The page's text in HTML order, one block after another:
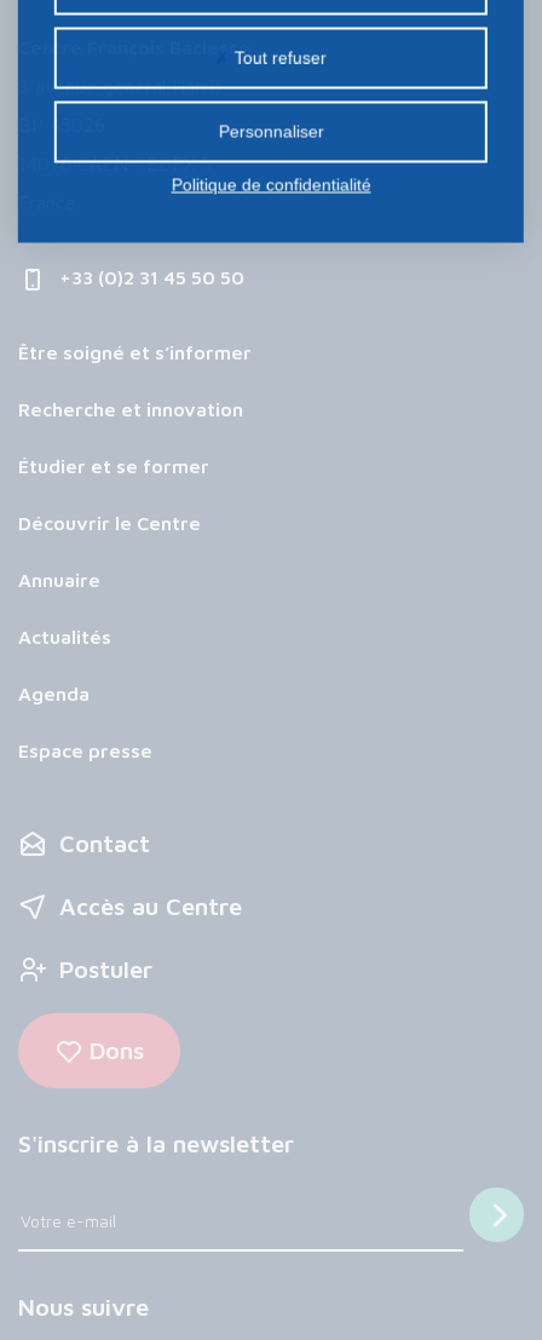
Centre François Baclesse
3 avenue général Harris
14076 CAEN CEDEX 5
+33 (0)2 31 45 50 50
Être soigné et s’informer
Recherche et innovation
Étudier et se former
Découvrir le Centre
Annuaire
Actualités
Agenda
Espace presse
Contact
Accès au Centre
Postuler
Dons
S'inscrire à la newsletter
Nous suivre
nos partenaires. Certains traceurs non classés
préalable.
Tout refuser
Personnaliser
Politique de confidentialité